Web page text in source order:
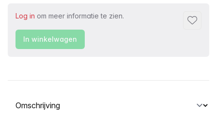
Log in om meer informatie te zien.
In winkelwagen
Selecteer een tabblad